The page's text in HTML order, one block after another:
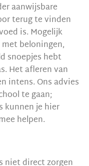
aanwijsbare
terug te vinden
is. Mogelijk
beloningen,
snoepjes hebt
Het afleren van
intens. Ons advies
te gaan;
kunnen je hier
helpen.